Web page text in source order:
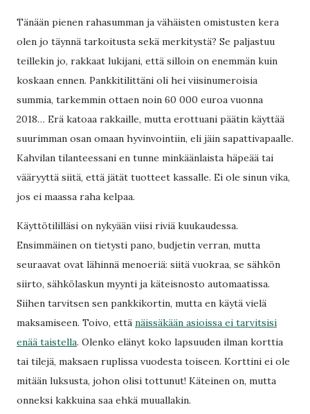
Tänään pienen rahasumman ja vähäisten omistusten kera
olen jo täynnä tarkoitusta sekä merkitystä? Se paljastuu
teillekin jo, rakkaat lukijani, että silloin on enemmän kuin
koskaan ennen. Pankkitilittäni oli hei viisinumeroisia
summia, tarkemmin ottaen noin 60 000 euroa vuonna
2018… Erä katoaa rakkaille, mutta erottuani päätin käyttää
suurimman osan omaan hyvinvointiin, eli jäin sapattivapaalle.
Kahvilan tilanteessani en tunne minkäänlaista häpeää tai
vääryyttä siitä, että jätät tuotteet kassalle. Ei ole sinun vika,
jos ei maassa raha kelpaa.
Käyttötililläsi on nykyään viisi riviä kuukaudessa.
Ensimmäinen on tietysti pano, budjetin verran, mutta
seuraavat ovat lähinnä menoeriä: siitä vuokraa, se sähkön
siirto, sähkölaskun myynti ja käteisnosto automaatissa.
Siihen tarvitsen sen pankkikortin, mutta en käytä vielä
maksamiseen. Toivo, että näissäkään asioissa ei tarvitsisi
enää taistella. Olenko elänyt koko lapsuuden ilman korttia
tai tilejä, maksaen ruplissa vuodesta toiseen. Korttini ei ole
mitään luksusta, johon olisi tottunut! Käteinen on, mutta
onneksi kakkuina saa ehkä muuallakin.